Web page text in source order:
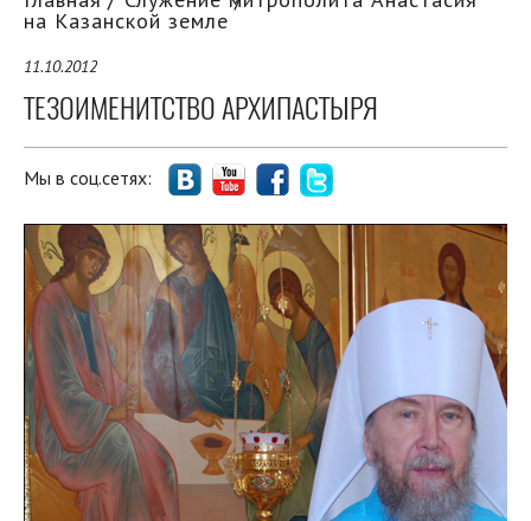
на Казанской земле
11.10.2012
ТЕЗОИМЕНИТСТВО АРХИПАСТЫРЯ
Мы в соц.сетях: